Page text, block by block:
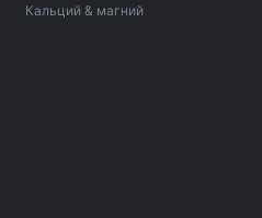
Кальций & магний